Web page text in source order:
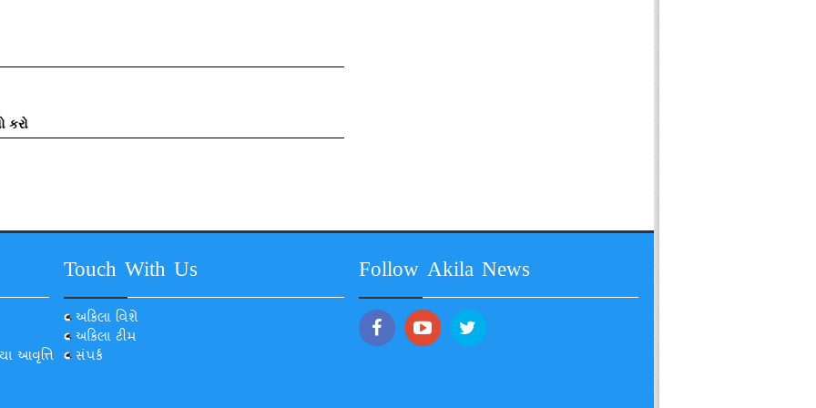
કરો
આવૃત્તિ
Touch With Us
અકિલા વિશે
અકિલા ટીમ
સંપર્ક
Follow Akila News